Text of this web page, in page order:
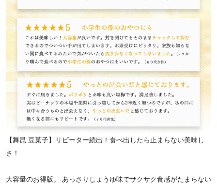
【舞昆 豆菓子】リピーター続出！食べ出したら止まらない美味し
さ！
大容量のお得版。 あっさりしょうゆ味でサクサク食感がたまらない